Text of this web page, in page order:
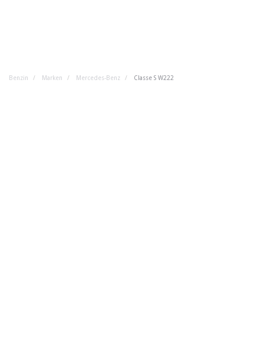
Benzin Marken Mercedes-Benz Classe S W222